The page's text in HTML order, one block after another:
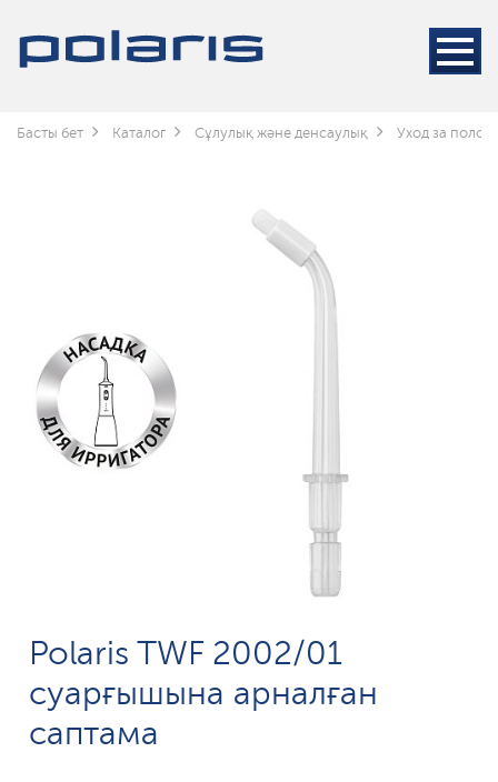
Басты бет Каталог Сұлулық және денсаулық Уход за
Polaris TWF 2002/01
суарғышына арналған
саптама